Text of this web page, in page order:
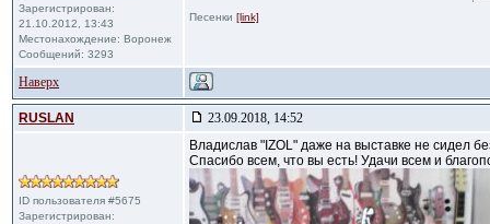
Зарегистрирован:
21.10.2012, 13:43
Местонахождение: Воронеж
Сообщений: 3293
Песенки [link]
Наверх
RUSLAN 23.09.2018, 14:52
ID пользователя #5675
Зарегистрирован:
Владислав "IZOL" даже на выставке не сидел
Спасибо всем, что вы есть! Удачи всем и